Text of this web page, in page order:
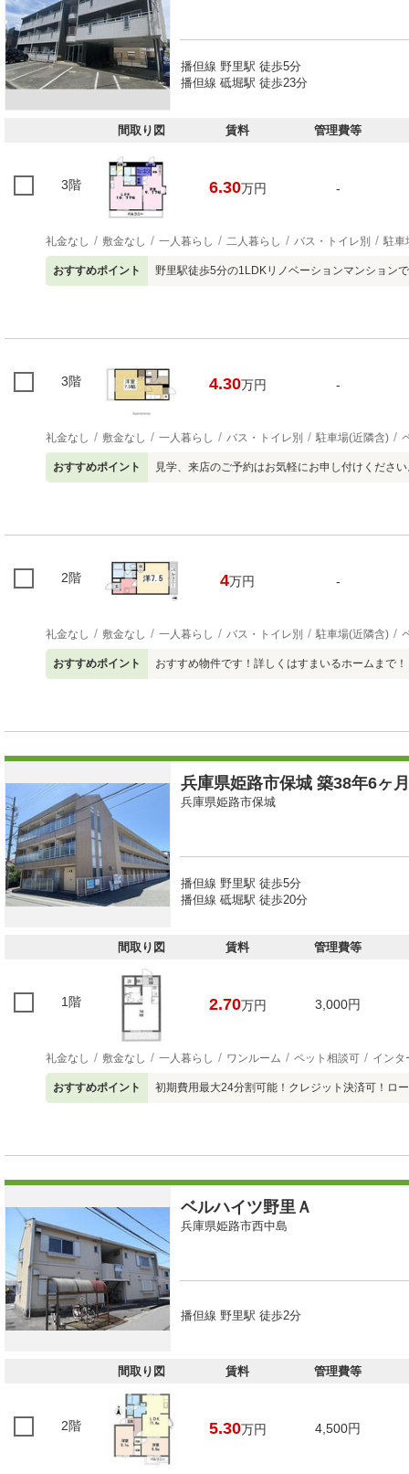
播但線 野里駅 徒歩5分
播但線 砥堀駅 徒歩23分
間取り図 賃料 管理費等
3階 6.30万円 -
礼金なし 敷金なし 一人暮らし 二人暮らし バス・トイレ別 駐車
おすすめポイント 野里駅徒歩5分の1LDKリノベーションマンション
3階 4.30万円 -
礼金なし 敷金なし 一人暮らし バス・トイレ別 駐車場(近隣含)
おすすめポイント 見学、来店のご予約はお気軽にお申し付けくださ
2階 4万円 -
礼金なし 敷金なし 一人暮らし バス・トイレ別 駐車場(近隣含)
おすすめポイント おすすめ物件です！詳しくはすまいるホームまで！
兵庫県姫路市保城 築38年6ヶ
兵庫県姫路市保城
播但線 野里駅 徒歩5分
播但線 砥堀駅 徒歩20分
間取り図 賃料 管理費等
1階 2.70万円 3,000円
礼金なし 敷金なし 一人暮らし ワンルーム ペット相談可 インタ
おすすめポイント 初期費用最大24分割可能！クレジット決済可！ロ
ベルハイツ野里Ａ
兵庫県姫路市西中島
播但線 野里駅 徒歩2分
間取り図 賃料 管理費等
2階 5.30万円 4,500円